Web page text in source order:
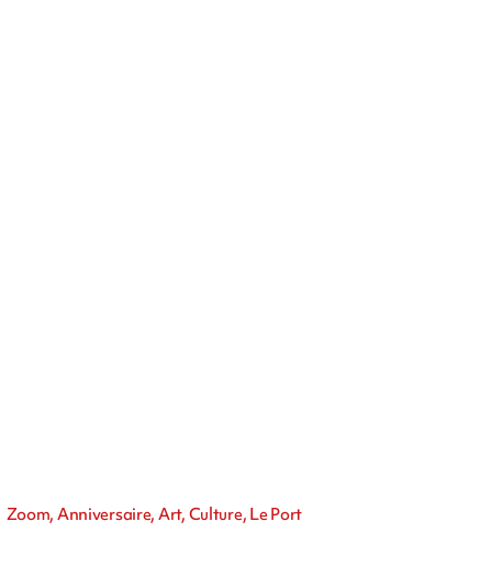
Zoom, Anniversaire, Art, Culture, Le Port